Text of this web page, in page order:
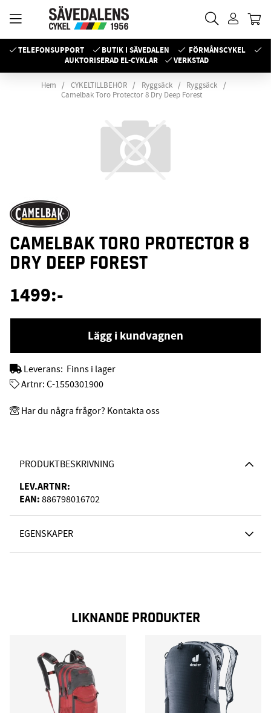
TELEFONSUPPORT BUTIK I SÄVEDALEN
FÖRMÅNSCYKEL
AUKTORISERAD EL-CYKLAR
VERKSTAD
Hem CYKELTILLBEHÖR Ryggsäck
Ryggsäck
Camelbak Toro Protector 8 Dry Deep Forest
PRODUKTBESKRIVNING
LEV.ARTNR:
EAN: 886798016702
EGENSKAPER
CAMELBAK TORO PROTECTOR 8
DRY DEEP FOREST
1499:-
Lägg i kundvagnen
Leverans: Finns i lager
Artnr: C-1550301900
Har du några frågor? Kontakta oss
LIKNANDE PRODUKTER